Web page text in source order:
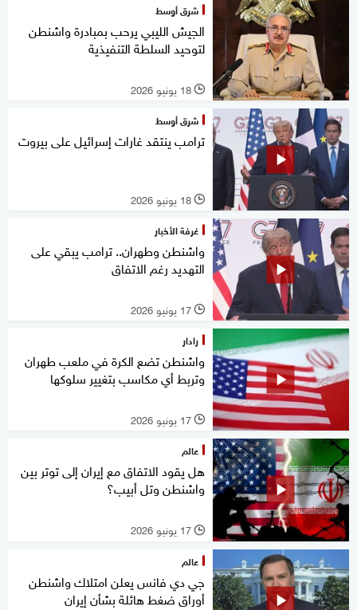
شرق أوسط
الجيش الليبي يرحب بمبادرة واشنطن
لتوحيد السلطة التنفيذية
l 18 يونيو 2026
شرق أوسط
ترامب ينتقد غارات إسرائيل على بيروت
l 18 يونيو 2026
غرفة الأخبار
واشنطن وطهران.. ترامب يبقي على
التهديد رغم الاتفاق
l 17 يونيو 2026
رادار
واشنطن تضع الكرة في ملعب طهران
وتربط أي مكاسب بتغيير سلوكها
l 17 يونيو 2026
عالم
هل يقود الاتفاق مع إيران إلى توتر بين
واشنطن وتل أبيب؟
l 17 يونيو 2026
عالم
جي دي فانس يعلن امتلاك واشنطن
أوراق ضغط هائلة بشأن إيران